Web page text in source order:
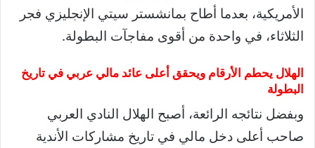
الأمريكية، بعدما أطاح بمانشستر سيتي الإنجليزي فجر
الثلاثاء، في واحدة من أقوى مفاجآت البطولة.
الهلال يحطم الأرقام ويحقق أعلى عائد مالي عربي في تاريخ
البطولة
وبفضل نتائجه الرائعة، أصبح الهلال النادي العربي
صاحب أعلى دخل مالي في تاريخ مشاركات الأندية